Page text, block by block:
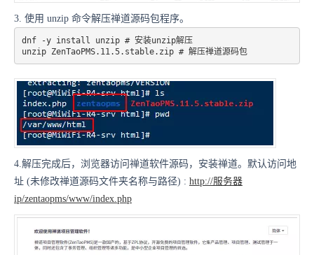
3. 使用 unzip 命令解压禅道源码包程序。
dnf -y install unzip # 安装unzip解压
unzip ZenTaoPMS.11.5.stable.zip # 解压禅道源码包
4.解压完成后，浏览器访问禅道软件源码，安装禅道。默认访问地
址 (未修改禅道源码文件夹名称与路径) : http://服务器
ip/zentaopms/www/index.php